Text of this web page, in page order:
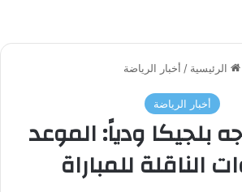
الرئيسية / أخبار الرياضة
أخبار الرياضة
بلجيكا ودياً: الموعد
الناقلة للمباراة